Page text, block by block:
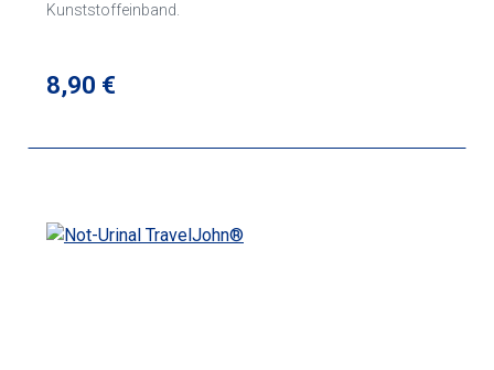
Kunststoffeinband.
Regulärer Preis:
8,90 €